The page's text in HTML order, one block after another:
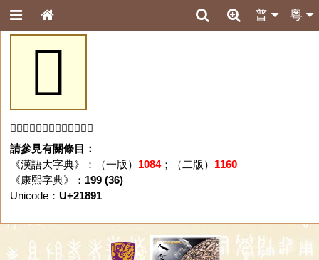
粵
普
𡢑
「𡢑」字未收錄於本資料庫。
請參見有關條目：
《漢語大字典》：（一版） 1084；（二版） 1160
《康熙字典》： 199 (36)
Unicode： U+21891